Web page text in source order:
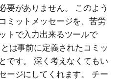
要がありません。 このよう
ミットメッセージを、苦労
トで入力出来るツールで
は事前に定義されたコミッ
です。 深く考えなくてもい
ージにしてくれます。 チー